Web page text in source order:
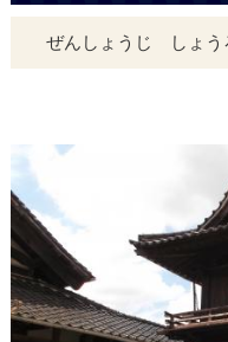
ぜんしょうじ しょう